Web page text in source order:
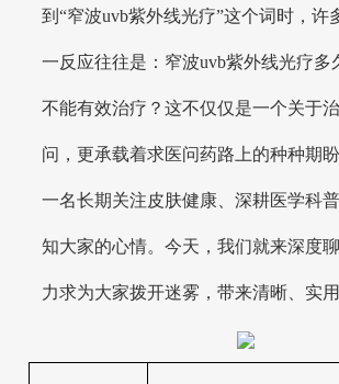
到“窄波uvb紫外线光疗”这个词时，许
一反应往往是：窄波uvb紫外线光疗多
不能有效治疗？这不仅仅是一个关于
问，更承载着求医问药路上的种种期
一名长期关注皮肤健康、深耕医学科
知大家的心情。今天，我们就来深度
力求为大家拨开迷雾，带来清晰、实用